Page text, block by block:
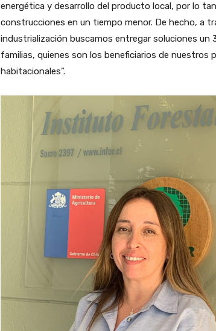
energética y desarrollo del producto local, por lo
construcciones en un tiempo menor. De hecho, a
industrialización buscamos entregar soluciones un
familias, quienes son los beneficiarios de nuestros
habitacionales”.